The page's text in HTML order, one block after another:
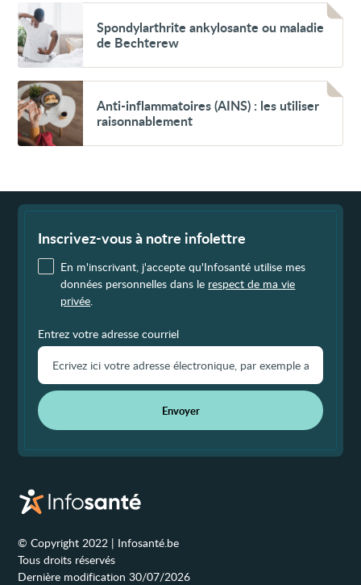
Voir
Spondylarthrite
ankylosante
ou
maladie
Bechterew
Spondylarthrite ankylosante ou maladie
de Bechterew
Voir
Anti-
inflammatoires
(AINS) :
les
Anti-inflammatoires (AINS) : les utiliser
raisonnablement
Inscrivez-vous à notre infolettre
En m'inscrivant, j'accepte qu'Infosanté utilise mes
données personnelles dans le respect de ma vie
privée
Entrez votre adresse courriel
Envoyer
© Copyright 2022 | Infosanté.be
Tous droits réservés
Dernière modification 30/07/2026